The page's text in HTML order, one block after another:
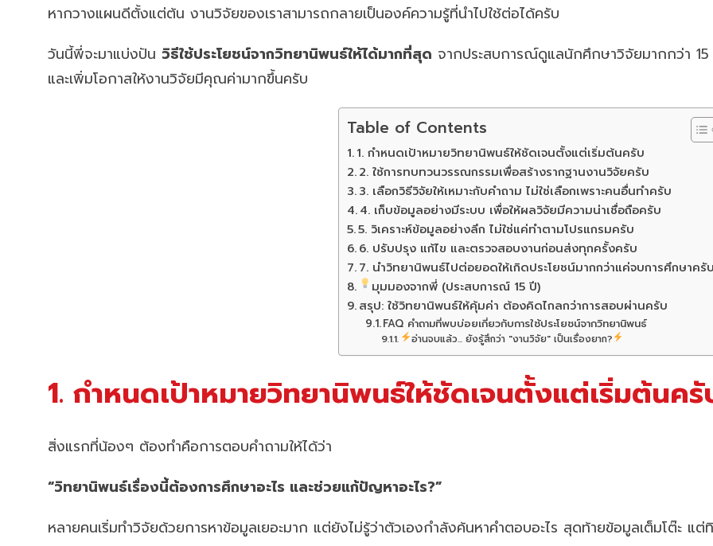
หากวางแผนดีตั้งแต่ต้น งานวิจัยของเราสามารถกลายเป็นองค์ความรู้ที่นำไปใช้ต่อได้ครับ
วันนี้พี่จะมาแบ่งปัน วิธีใช้ประโยชน์จากวิทยานิพนธ์ให้ได้มากที่สุด จากประสบการณ์ดูแลนักศึกษาวิจัยมากกว่า
และเพิ่มโอกาสให้งานวิจัยมีคุณค่ามากขึ้นครับ
Table of Contents
1. กำหนดเป้าหมายวิทยานิพนธ์ให้ชัดเจนตั้งแต่เริ่มต้นครับ
2. ใช้การทบทวนวรรณกรรมเพื่อสร้างรากฐานงานวิจัยครับ
3. เลือกวิธีวิจัยให้เหมาะกับคำถาม ไม่ใช่เลือกเพราะคนอื่นทำครับ
4. เก็บข้อมูลอย่างมีระบบ เพื่อให้ผลวิจัยมีความน่าเชื่อถือครับ
5. วิเคราะห์ข้อมูลอย่างลึก ไม่ใช่แค่ทำตามโปรแกรมครับ
6. ปรับปรุง แก้ไข และตรวจสอบงานก่อนส่งทุกครั้งครับ
7. นำวิทยานิพนธ์ไปต่อยอดให้เกิดประโยชน์มากกว่าแค่จบการศึกษาครับ
มุมมองจากพี่ (ประสบการณ์ 15 ปี)
สรุป: ใช้วิทยานิพนธ์ให้คุ้มค่า ต้องคิดไกลกว่าการสอบผ่านครับ
FAQ คำถามที่พบบ่อยเกี่ยวกับการใช้ประโยชน์จากวิทยานิพนธ์
อ่านจบแล้ว... ยังรู้สึกว่า "งานวิจัย" เป็นเรื่องยาก?
1. กำหนดเป้าหมายวิทยานิพนธ์ให้ชัดเจนตั้งแต่เริ่มต้นครั
สิ่งแรกที่น้องๆ ต้องทำคือการตอบคำถามให้ได้ว่า
“วิทยานิพนธ์เรื่องนี้ต้องการศึกษาอะไร และช่วยแก้ปัญหาอะไร?”
หลายคนเริ่มทำวิจัยด้วยการหาข้อมูลเยอะมาก แต่ยังไม่รู้ว่าตัวเองกำลังค้นหาคำตอบอะไร สุดท้ายข้อมูลเต็มโต๊ะ แ